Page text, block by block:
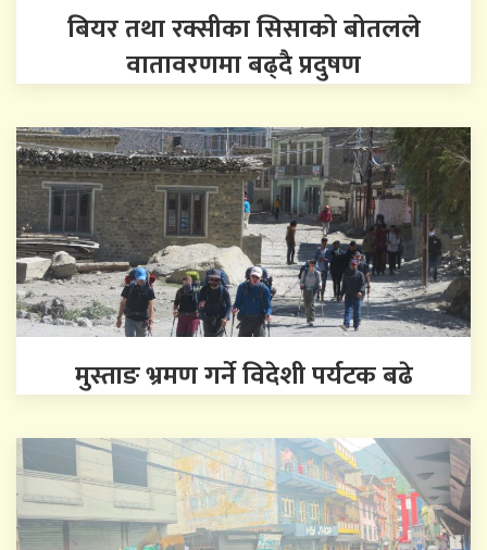
बियर तथा रक्सीका सिसाको बोतलले
वातावरणमा बढ्दै प्रदुषण
मुस्ताङ भ्रमण गर्ने विदेशी पर्यटक बढे